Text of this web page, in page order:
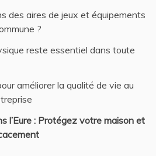
des aires de jeux et équipements
?
reste essentiel dans toute
améliorer la qualité de vie au
l’Eure : Protégez votre maison et